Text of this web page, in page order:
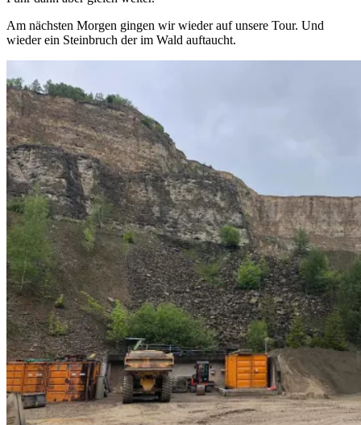
Am nächsten Morgen gingen wir wieder auf unsere Tour. Und
wieder ein Steinbruch der im Wald auftaucht.